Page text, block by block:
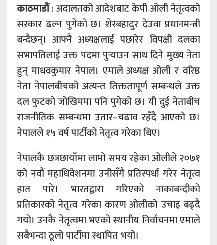
काठमाडौं: अदालतको आदेशबाट केपी ओली नेतृत्वको
सरकार ढल्न पुगेको छ। शेरबहादुर देउवा प्रधानमन्त्री
बन्दैछन्। आफ्नै अध्यक्षलाई पछारेर विपक्षी दलका
सभापतिलाई उक्त पदमा पुर्‍याउन साथ दिने मुख्य नेता
हुन् माधवकुमार नेपाल। एमाले अध्यक्ष ओली र वरिष्ठ
नेता नेपालबीचको अत्यन्त तिक्ततापूर्ण सम्बन्धले उक्त
दल फुटको जोखिममा पनि पुगेको छ। यी दुई नेताबीच
राजनीतिक सम्बन्धमा उतार–चढाव रहँदै आएको छ।
नेपालले १५ वर्ष पार्टीको नेतृत्व गरेका थिए।
नेपालकै छत्रछायाँमा लामो समय रहेका ओलीले २०७१
को नवौं महाधिवेशनमा उनीसँगै प्रतिस्पर्धा गरेर नेतृत्व
हात पारे। भारतद्वारा गरिएको नाकाबन्दीको
प्रतिकारको नेतृत्व गरेका कारण ओलीको उचाइ बढ्दै
गयो। उनकै नेतृत्वमा भएको स्थानीय निर्वाचनमा एमाले
सबैभन्दा ठूलो पार्टीमा स्थापित भयो।